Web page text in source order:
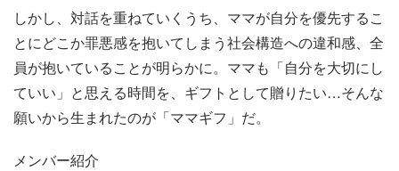
しかし、対話を重ねていくうち、ママが自分を優先するこ
とにどこか罪悪感を抱いてしまう社会構造への違和感、全
員が抱いていることが明らかに。ママも「自分を大切にし
ていい」と思える時間を、ギフトとして贈りたい…そんな
願いから生まれたのが「ママギフ」だ。
メンバー紹介